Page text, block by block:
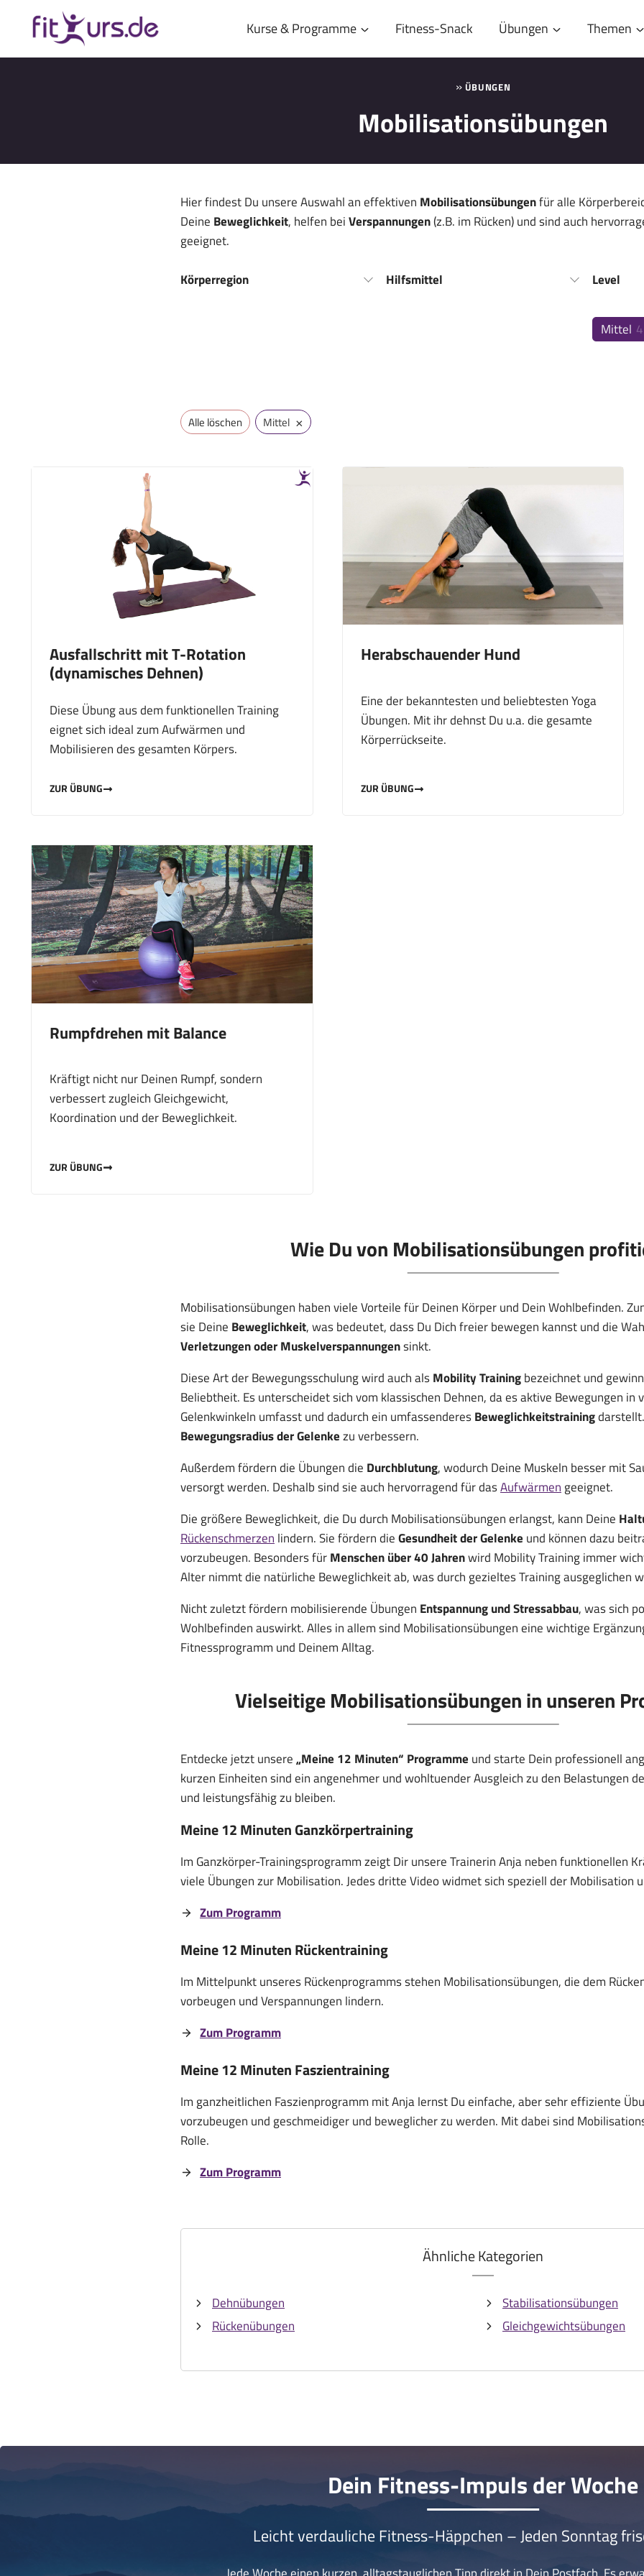
Kurse & Programme Fitness-Snack Übungen Themen
» ÜBUNGEN
Mobilisationsübungen
Hier findest Du unsere Auswahl an effektiven Mobilisationsübungenfür alle
Deine Beweglichkeit, helfen beiVerspannungen(z.B. im Rücken) und sind auch
geeignet.
Körperregion Hilfsmittel Level
Mittel 4
Alle löschen Mittel ×
Ausfallschritt mit T-Rotation
(dynamisches Dehnen)
Diese Übung aus dem funktionellen Training
eignet sich ideal zum Aufwärmen und
Mobilisieren des gesamten Körpers.
ZUR ÜBUNG
Herabschauender Hund
Eine der bekanntesten und beliebtesten Yoga
Übungen. Mit ihr dehnst Du u.a. die gesamte
Körperrückseite.
ZUR ÜBUNG
Rumpfdrehen mit Balance
Kräftigt nicht nur Deinen Rumpf, sondern
verbessert zugleich Gleichgewicht,
Koordination und der Beweglichkeit.
ZUR ÜBUNG
Wie Du von Mobilisationsübungen
Mobilisationsübungen haben viele Vorteile für Deinen Körper und Dein Wohlbefinden.
sie Deine Beweglichkeit, was bedeutet, dass Du Dich freier bewegen kannst und die
Verletzungen oder Muskelverspannungensinkt.
Diese Art der Bewegungsschulung wird auch alsMobility Trainingbezeichnet und
Beliebtheit. Es unterscheidet sich vom klassischen Dehnen, da es aktive Bewegungen in
Gelenkwinkeln umfasst und dadurch ein umfassenderesBeweglichkeitstraining
Bewegungsradius der Gelenkezu verbessern.
Außerdem fördern die Übungen die Durchblutung, wodurch Deine Muskeln besser mit
versorgt werden. Deshalb sind sie auch hervorragend für dasAufwärmen geeignet.
Die größere Beweglichkeit, die Du durch Mobilisationsübungen erlangst, kann Deine
Rückenschmerzen lindern. Sie fördern dieGesundheit der Gelenke und können dazu
vorzubeugen. Besonders fürMenschen über 40 Jahrenwird Mobility Training immer
Alter nimmt die natürliche Beweglichkeit ab, was durch gezieltes Training ausgeglichen
Nicht zuletzt fördern mobilisierende Übungen Entspannung und Stressabbau, was sich
Wohlbefinden auswirkt. Alles in allem sind Mobilisationsübungen eine wichtige
Fitnessprogramm und Deinem Alltag.
Vielseitige Mobilisationsübungen in unseren
Entdecke jetzt unsere„Meine 12 Minuten“ Programme und starte Dein professionell
kurzen Einheiten sind ein angenehmer und wohltuender Ausgleich zu den Belastungen
und leistungsfähig zu bleiben.
Meine 12 Minuten Ganzkörpertraining
Im Ganzkörper-Trainingsprogramm zeigt Dir unsere Trainerin Anja neben funktionellen
viele Übungen zur Mobilisation. Jedes dritte Video widmet sich speziell der Mobilisation
Zum Programm
Meine 12 Minuten Rückentraining
Im Mittelpunkt unseres Rückenprogramms stehen Mobilisationsübungen, die dem
vorbeugen und Verspannungen lindern.
Zum Programm
Meine 12 Minuten Faszientraining
Im ganzheitlichen Faszienprogramm mit Anja lernst Du einfache, aber sehr effiziente
vorzubeugen und geschmeidiger und beweglicher zu werden. Mit dabei sind
Rolle.
Zum Programm
Ähnliche Kategorien
Dehnübungen
Stabilisationsübungen
Rückenübungen
Gleichgewichtsübungen
Dein Fitness-Impuls der Woche
Leicht verdauliche Fitness-Häppchen – Jeden Sonntag